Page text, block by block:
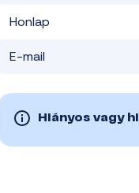
Honlap
E-mail
Hiányos vagy